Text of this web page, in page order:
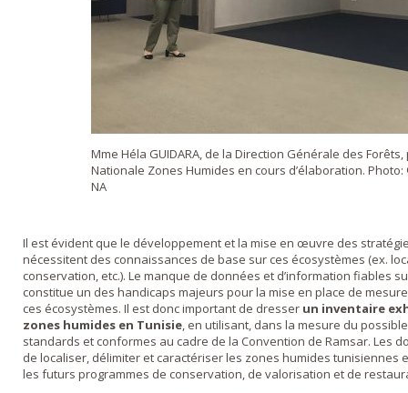
Mme Héla GUIDARA, de la Direction Générale des
Nationale Zones Humides en cours d’élaboration.
NA
Il est évident que le développement et la mise en œuvre des
nécessitent des connaissances de base sur ces écosystèmes (ex.
conservation, etc.). Le manque de données et d’information fiables
constitue un des handicaps majeurs pour la mise en place de
ces écosystèmes. Il est donc important de dresser un inventaire
zones humides en Tunisie, en utilisant, dans la mesure du
standards et conformes au cadre de la Convention de Ramsar. Les
de localiser, délimiter et caractériser les zones humides
les futurs programmes de conservation, de valorisation et de